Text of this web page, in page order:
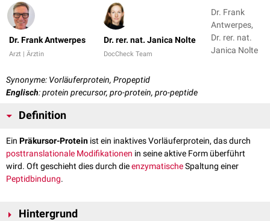
Dr. Frank Antwerpes
Arzt | Ärztin
Dr. rer. nat. Janica Nolte
DocCheck Team
Dr. Frank
Antwerpes,
Dr. rer. nat.
Janica Nolte
Synonyme: Vorläuferprotein, Propeptid
Englisch: protein precursor, pro-protein, pro-peptide
Definition
Ein Präkursor-Protein ist ein inaktives Vorläuferprotein, das durch
posttranslationale Modifikationen in seine aktive Form überführt
wird. Oft geschieht dies durch dieenzymatischeSpaltung einer
Peptidbindung.
Hintergrund